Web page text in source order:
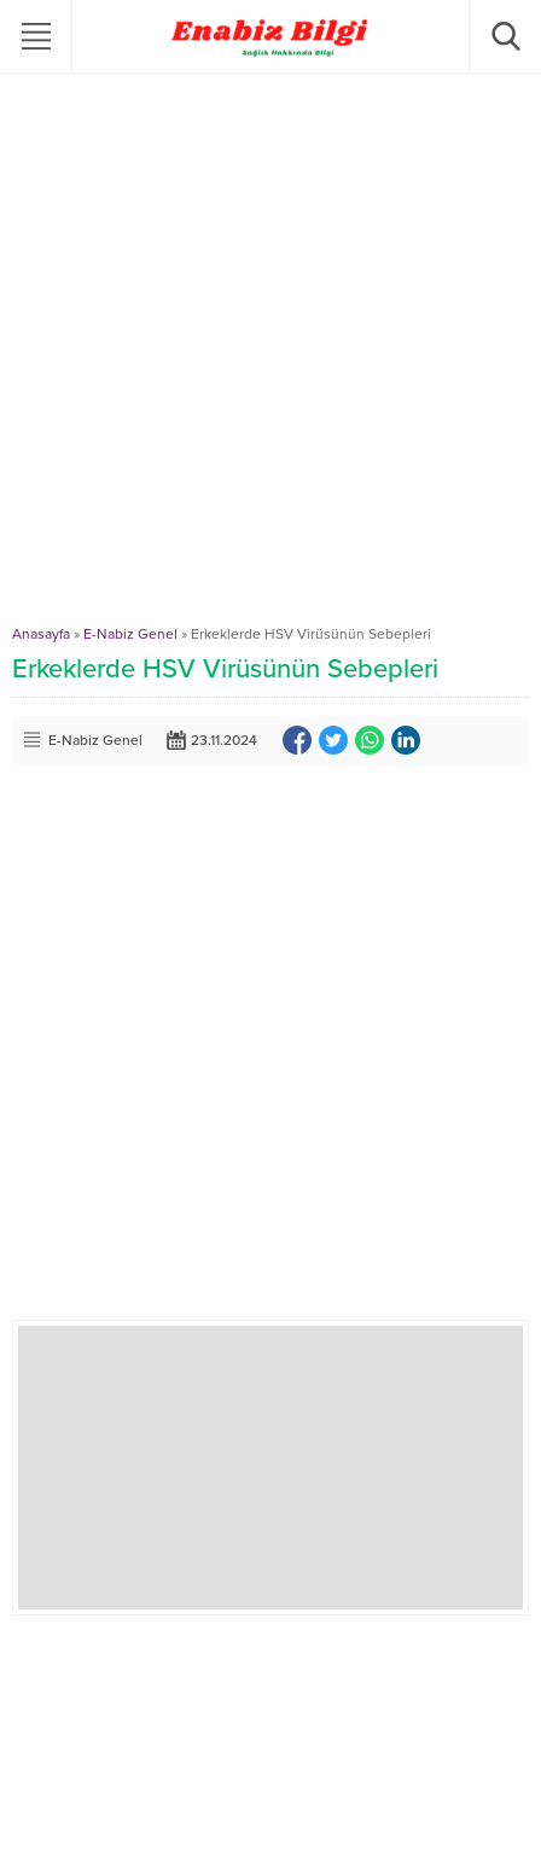
Anasayfa » E-Nabiz Genel » Erkeklerde HSV Virüsünün Sebepleri
Erkeklerde HSV Virüsünün Sebepleri
E-Nabiz Genel 23.11.2024